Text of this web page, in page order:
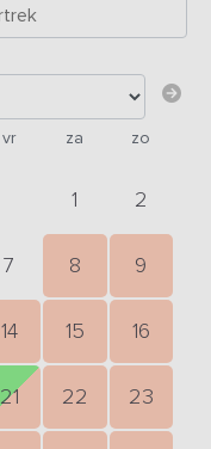
vr za zo
1 2
7 8 9
14 15 16
21 22 23